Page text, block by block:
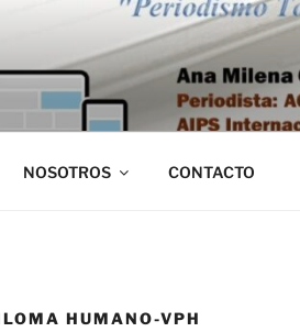
NOSOTROS CONTACTO
HUMANO-VPH